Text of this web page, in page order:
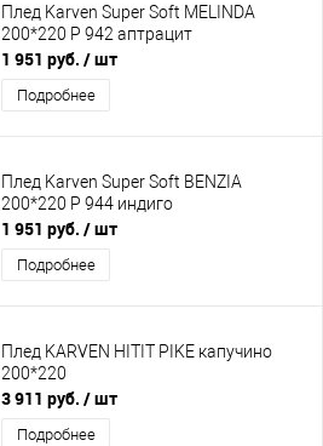
Плед Karven Super Soft MELINDA
200*220 Р 942 аптрацит
1 951 руб. / шт
Подробнее
Плед Karven Super Soft BENZIA
200*220 P 944 индиго
1 951 руб. / шт
Подробнее
Плед KARVEN HITIT PIKE капучино
200*220
3 911 руб. / шт
Подробнее